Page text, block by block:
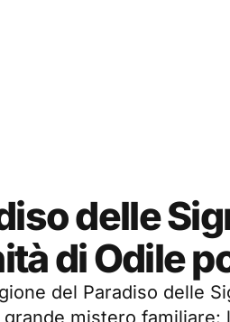
delle
di Odile
del Paradiso delle
mistero familiare: